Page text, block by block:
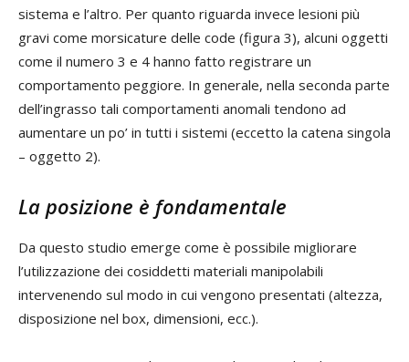
sistema e l’altro. Per quanto riguarda invece lesioni più
gravi come morsicature delle code (figura 3), alcuni oggetti
come il numero 3 e 4 hanno fatto registrare un
comportamento peggiore. In generale, nella seconda parte
dell’ingrasso tali comportamenti anomali tendono ad
aumentare un po’ in tutti i sistemi (eccetto la catena singola
– oggetto 2).
La posizione è fondamentale
Da questo studio emerge come è possibile migliorare
l’utilizzazione dei cosiddetti materiali manipolabili
intervenendo sul modo in cui vengono presentati (altezza,
disposizione nel box, dimensioni, ecc.).